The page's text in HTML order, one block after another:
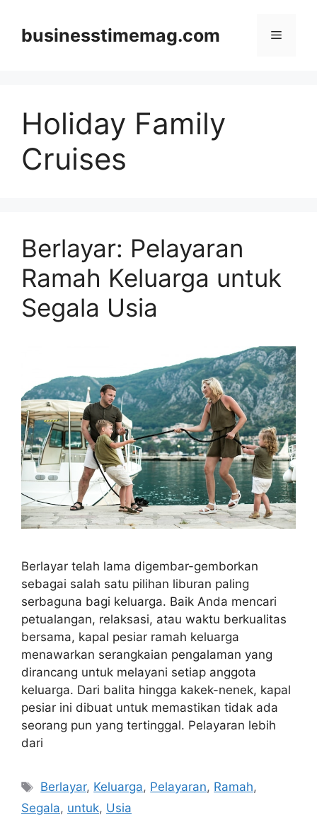
contentbusinesstimemag.com Menu
Holiday Family
Cruises
Berlayar: Pelayaran
Ramah Keluarga untuk
Segala Usia
Berlayar telah lama digembar-gemborkan
sebagai salah satu pilihan liburan paling
serbaguna bagi keluarga. Baik Anda mencari
petualangan, relaksasi, atau waktu berkualitas
bersama, kapal pesiar ramah keluarga
menawarkan serangkaian pengalaman yang
dirancang untuk melayani setiap anggota
keluarga. Dari balita hingga kakek-nenek, kapal
pesiar ini dibuat untuk memastikan tidak ada
seorang pun yang tertinggal. Pelayaran lebih
dari
Tags
Berlayar, Keluarga, Pelayaran, Ramah,
Segala, untuk, Usia